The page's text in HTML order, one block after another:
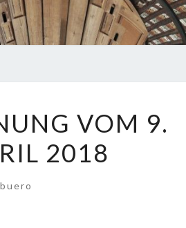
VOM 9.
2018